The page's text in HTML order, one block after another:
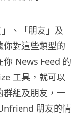
、「朋友」及
你對這些類型的
你 News Feed 的
工具，就可以
群組及朋友，一
朋友的情